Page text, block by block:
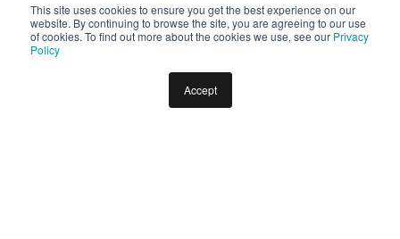
This site uses cookies to ensure you get the best experience on our
website. By continuing to browse the site, you are agreeing to our use
of cookies. To find out more about the cookies we use, see our Privacy
Policy
Accept